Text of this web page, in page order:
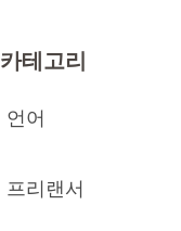
카테고리
언어
프리랜서